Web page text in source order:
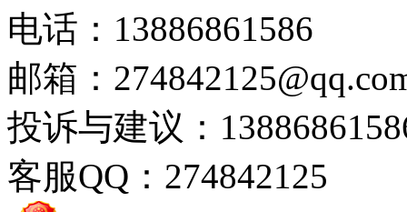
电话：13886861586
邮箱：
投诉与建议：
客服QQ：274842125